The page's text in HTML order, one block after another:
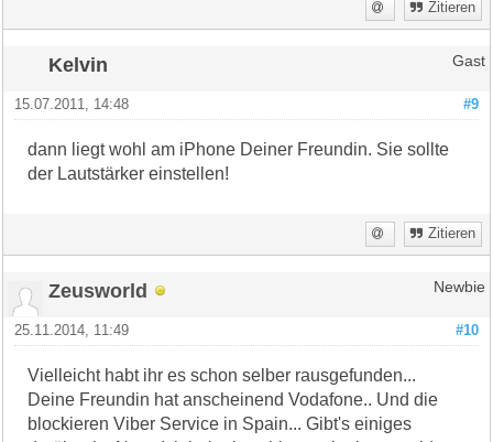
Zitieren
Kelvin Gast
#9
15.07.2011, 14:48
dann liegt wohl am iPhone Deiner Freundin. Sie sollte
der Lautstärker einstellen!
Zitieren
Zeusworld Newbie
#10
25.11.2014, 11:49
Vielleicht habt ihr es schon selber rausgefunden...
Deine Freundin hat anscheinend Vodafone.. Und die
blockieren Viber Service in Spain... Gibt's einiges